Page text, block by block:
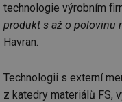
technologie výrobním
produkt s až o polovinu
Havran.
Technologii s externí
z katedry materiálů FS,